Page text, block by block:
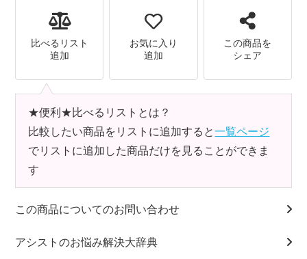
比べるリスト
追加
お気に入り
追加
この商品を
シェア
★便利★比べるリストとは？
比較したい商品をリストに追加すると一覧ページ
でリストに追加した商品だけを見ることができま
す
この商品についてのお問い合わせ
アシストのお悩み解決大辞典